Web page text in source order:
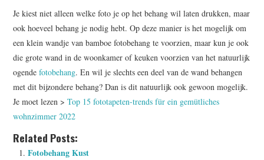
Je kiest niet alleen welke foto je op het behang wil laten drukken, maar
ook hoeveel behang je nodig hebt. Op deze manier is het mogelijk om
een klein wandje van bamboe fotobehang te voorzien, maar kun je ook
die grote wand in de woonkamer of keuken voorzien van het natuurlijk
ogendefotobehang. En wil je slechts een deel van de wand behangen
met dit bijzondere behang? Dan is dit natuurlijk ook gewoon mogelijk.
Je moet lezen >Top 15 fototapeten-trends für ein gemütliches
wohnzimmer 2022
Related Posts:
Fotobehang Kust